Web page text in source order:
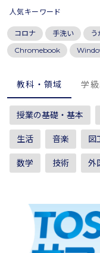
人気キーワード
コロナ 手洗い う
Chromebook
教科・領域 学
授業の基礎・基本
生活 音楽 図
数学 技術 外